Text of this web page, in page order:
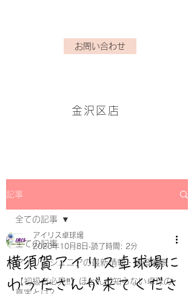
お問い合わせ
金沢区店
記事
全ての記事
アイリスジュニアの最新情報・練習風景
【初級者必見‼】ほとんど知らない卓球の
全ての記事
横須賀アイリス卓球場に
わったさんが来てくださ
アイリス卓球場
2020年10月8日 読了時間: 2分